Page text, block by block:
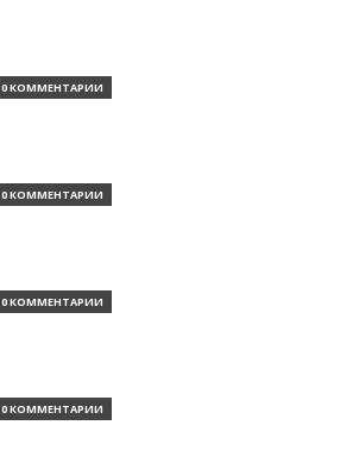
0 КОММЕНТАРИИ
0 КОММЕНТАРИИ
0 КОММЕНТАРИИ
0 КОММЕНТАРИИ